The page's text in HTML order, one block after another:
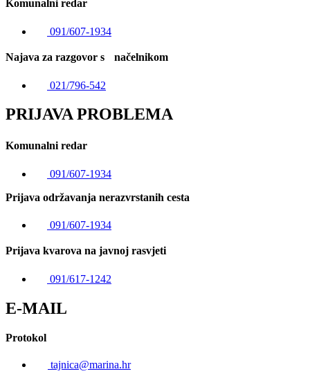
Komunalni redar
091/607-1934
Najava za razgovor s načelnikom
021/796-542
PRIJAVA PROBLEMA
Komunalni redar
091/607-1934
Prijava održavanja nerazvrstanih cesta
091/607-1934
Prijava kvarova na javnoj rasvjeti
091/617-1242
E-MAIL
Protokol
tajnica@marina.hr